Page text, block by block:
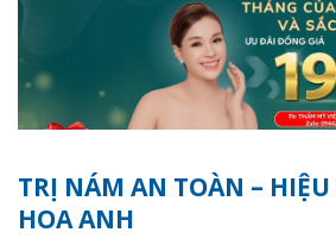
TRỊ NÁM AN TOÀN –
HOA ANH